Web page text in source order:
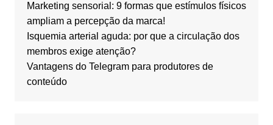
Marketing sensorial: 9 formas que estímulos físicos
ampliam a percepção da marca!
Isquemia arterial aguda: por que a circulação dos
membros exige atenção?
Vantagens do Telegram para produtores de
conteúdo